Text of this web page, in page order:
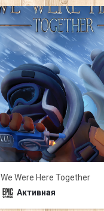
We Were Here Together
Активная